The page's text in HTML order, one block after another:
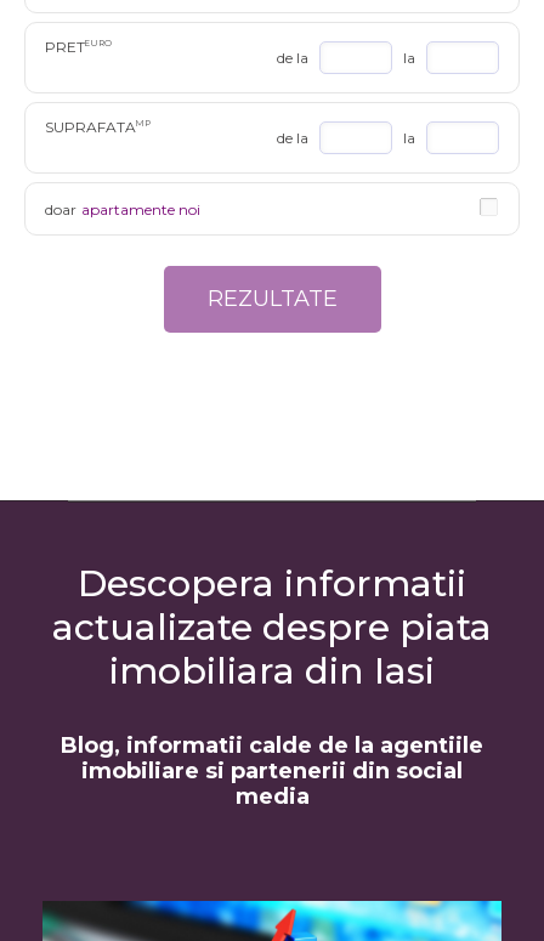
PRETEURO
de la la
SUPRAFATAMP
de la la
doar apartamente noi
Descopera informatii
actualizate despre piata
imobiliara din Iasi
Blog, informatii calde de la agentiile
imobiliare si partenerii din social
media